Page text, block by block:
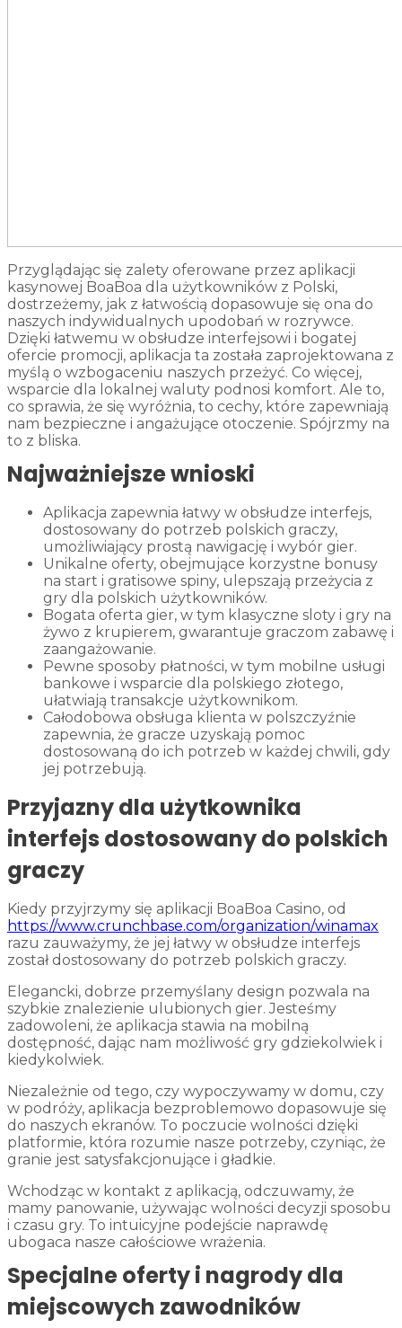
Przyglądając się zalety oferowane przez aplikacji
kasynowej BoaBoa dla użytkowników z Polski,
dostrzeżemy, jak z łatwością dopasowuje się ona do
naszych indywidualnych upodobań w rozrywce.
Dzięki łatwemu w obsłudze interfejsowi i bogatej
ofercie promocji, aplikacja ta została zaprojektowana z
myślą o wzbogaceniu naszych przeżyć. Co więcej,
wsparcie dla lokalnej waluty podnosi komfort. Ale to,
co sprawia, że się wyróżnia, to cechy, które zapewniają
nam bezpieczne i angażujące otoczenie. Spójrzmy na
to z bliska.
Najważniejsze wnioski
Aplikacja zapewnia łatwy w obsłudze interfejs,
dostosowany do potrzeb polskich graczy,
umożliwiający prostą nawigację i wybór gier.
Unikalne oferty, obejmujące korzystne bonusy
na start i gratisowe spiny, ulepszają przeżycia z
gry dla polskich użytkowników.
Bogata oferta gier, w tym klasyczne sloty i gry na
żywo z krupierem, gwarantuje graczom zabawę i
zaangażowanie.
Pewne sposoby płatności, w tym mobilne usługi
bankowe i wsparcie dla polskiego złotego,
ułatwiają transakcje użytkownikom.
Całodobowa obsługa klienta w polszczyźnie
zapewnia, że gracze uzyskają pomoc
dostosowaną do ich potrzeb w każdej chwili, gdy
jej potrzebują.
Przyjazny dla użytkownika
interfejs dostosowany do polskich
graczy
Kiedy przyjrzymy się aplikacji BoaBoa Casino, od
https://www.crunchbase.com/organization/winamax
razu zauważymy, że jej łatwy w obsłudze interfejs
został dostosowany do potrzeb polskich graczy.
Elegancki, dobrze przemyślany design pozwala na
szybkie znalezienie ulubionych gier. Jesteśmy
zadowoleni, że aplikacja stawia na mobilną
dostępność, dając nam możliwość gry gdziekolwiek i
kiedykolwiek.
Niezależnie od tego, czy wypoczywamy w domu, czy
w podróży, aplikacja bezproblemowo dopasowuje się
do naszych ekranów. To poczucie wolności dzięki
platformie, która rozumie nasze potrzeby, czyniąc, że
granie jest satysfakcjonujące i gładkie.
Wchodząc w kontakt z aplikacją, odczuwamy, że
mamy panowanie, używając wolności decyzji sposobu
i czasu gry. To intuicyjne podejście naprawdę
ubogaca nasze całościowe wrażenia.
Specjalne oferty i nagrody dla
miejscowych zawodników